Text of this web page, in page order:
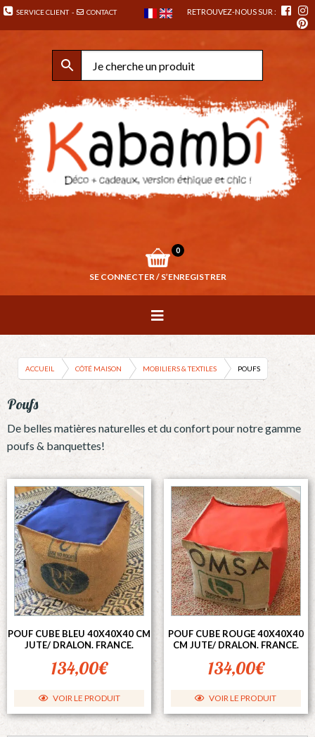
SERVICE CLIENT- CONTACT RETROUVEZ-NOUS SUR :
0
SE CONNECTER / S’ENREGISTRER
ACCUEIL CÔTÉ MAISON MOBILIERS & TEXTILES POUFS
Poufs
De belles matières naturelles et du confort pour notre gamme
poufs & banquettes!
POUF CUBE BLEU 40X40X40 CM
JUTE/ DRALON. FRANCE.
134,00€
VOIR LE PRODUIT
POUF CUBE ROUGE 40X40X40
CM JUTE/ DRALON. FRANCE.
134,00€
VOIR LE PRODUIT